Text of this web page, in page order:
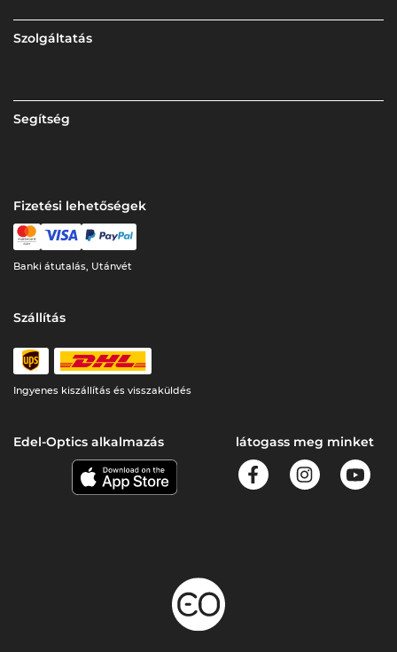
Szolgáltatás
Segítség
Fizetési lehetőségek
Banki átutalás, Utánvét
Szállítás
Ingyenes kiszállítás és visszaküldés
Edel-Optics alkalmazás látogass meg minket